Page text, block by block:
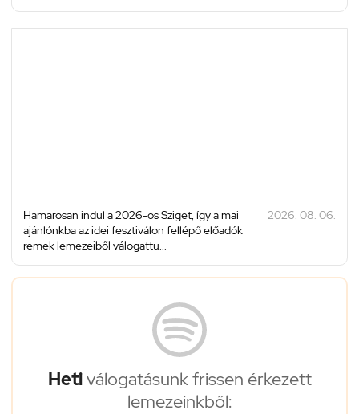
Hamarosan indul a 2026-os Sziget, így a mai
ajánlónkba az idei fesztiválon fellépő előadók
remek lemezeiből válogattu...
2026. 08. 06.
Hetiválogatásunk frissen érkezett
lemezeinkből: